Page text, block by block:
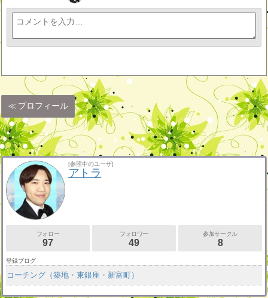
プロフィール
[参照中のユーザ]
アトラ
フォロー
97
フォロワー
49
参加サークル
8
登録ブログ
コーチング（築地・東銀座・新富町）